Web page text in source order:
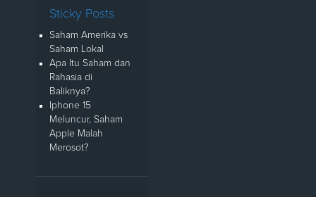
Sticky Posts
Saham Amerika vs
Saham Lokal
Apa Itu Saham dan
Rahasia di
Baliknya?
Iphone 15
Meluncur, Saham
Apple Malah
Merosot?